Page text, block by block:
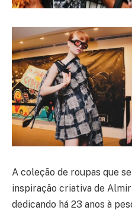
A coleção de roupas que
inspiração criativa de
dedicando há 23 anos à